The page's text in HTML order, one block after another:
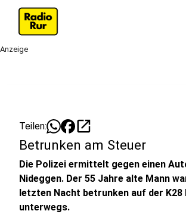
Anzeige
Teilen: open_in_new
Betrunken am Steuer
Die Polizei ermittelt gegen einen
Nideggen. Der 55 Jahre alte Mann
letzten Nacht betrunken auf der K28
unterwegs.